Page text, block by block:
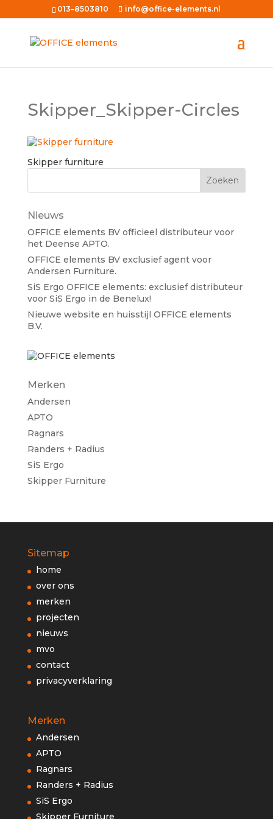
013–8503810 info@office-elements.nl
Skipper_Skipper-Circles
Skipper furniture
Nieuws
OFFICE elements BV officieel distributeur voor
het Deense APTO.
OFFICE elements BV exclusief agent voor
Andersen Furniture.
SiS Ergo OFFICE elements: exclusief distributeur
voor SiS Ergo in de Benelux!
Nieuwe website en huisstijl OFFICE elements
B.V.
Merken
Andersen
APTO
Ragnars
Randers + Radius
SiS Ergo
Skipper Furniture
Sitemap
home
over ons
merken
projecten
nieuws
mvo
contact
privacyverklaring
Merken
Andersen
APTO
Ragnars
Randers + Radius
SiS Ergo
Skipper Furniture